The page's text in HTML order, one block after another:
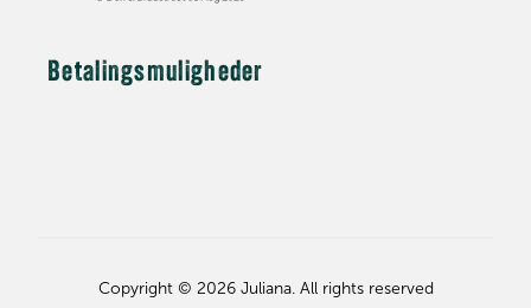
Betalingsmuligheder
Copyright © 2026 Juliana. All rights reserved